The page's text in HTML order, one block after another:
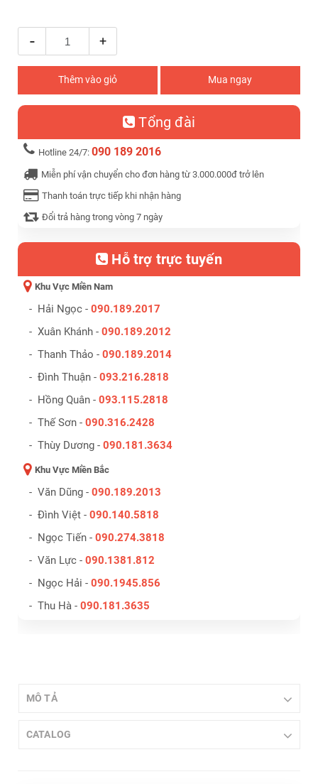
- +
Thêm vào giỏ Mua ngay
Tổng đài
Hotline 24/7: 090 189 2016
Miễn phí vận chuyển cho đơn hàng từ 3.000.000đ trở lên
Thanh toán trực tiếp khi nhận hàng
Đổi trả hàng trong vòng 7 ngày
Hỗ trợ trực tuyến
Khu Vực Miền Nam
- Hải Ngọc - 090.189.2017
- Xuân Khánh - 090.189.2012
- Thanh Thảo - 090.189.2014
- Đình Thuận - 093.216.2818
- Hồng Quân - 093.115.2818
- Thế Sơn - 090.316.2428
- Thùy Dương - 090.181.3634
Khu Vực Miền Bắc
- Văn Dũng - 090.189.2013
- Đình Việt - 090.140.5818
- Ngọc Tiến - 090.274.3818
- Văn Lực - 090.1381.812
- Ngọc Hải - 090.1945.856
- Thu Hà - 090.181.3635
MÔ TẢ
CATALOG